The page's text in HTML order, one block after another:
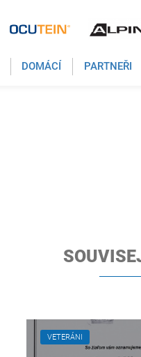
DOMÁCÍ PARTNEŘI
VETERÁNI